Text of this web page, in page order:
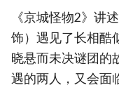
《京城怪物2》讲
饰）遇见了长相酷
晓悬而未决谜团的
遇的两人，又会面